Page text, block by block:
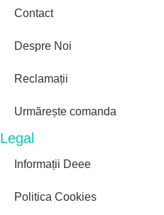
Contact
Despre Noi
Reclamații
Urmărește comanda
Legal
Informații Deee
Politica Cookies